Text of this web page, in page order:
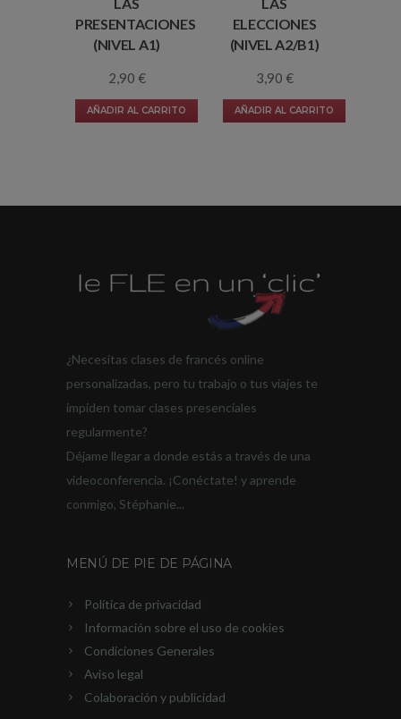
LAS
PRESENTACIONES
(NIVEL A1)
2,90 €
AÑADIR AL CARRITO
LAS
ELECCIONES
(NIVEL A2/B1)
3,90 €
AÑADIR AL CARRITO
¿Necesitas clases de francés online
personalizadas, pero tu trabajo o tus viajes te
impiden tomar clases presenciales
regularmente?
Déjame llegar a donde estás a través de una
videoconferencia. ¡Conéctate! y aprende
conmigo, Stéphanie...
MENÚ DE PIE DE PÁGINA
Política de privacidad
Información sobre el uso de cookies
Condiciones Generales
Aviso legal
Colaboración y publicidad